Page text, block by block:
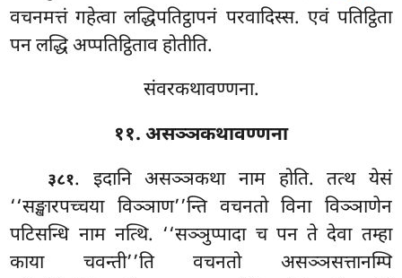
वचनमत्तं गहेत्वा लद्धिपतिट्ठापनं परवादिस्स. एवं पतिट्ठिता
पन लद्धि अप्पतिट्ठिताव होतीति.
संवरकथावण्णना.
११. असञ्ञकथावण्णना
३८१. इदानि असञ्ञकथा नाम होति. तत्थ येसं
‘‘सङ्खारपच्चया विञ्ञाण’’न्ति वचनतो विना विञ्ञाणेन
पटिसन्धि नाम नत्थि. ‘‘सञ्ञुप्पादा च पन ते देवा तम्हा
काया चवन्ती’’ति वचनतो असञ्ञसत्तानम्पि